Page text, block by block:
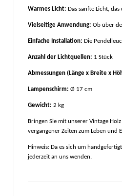
Warmes Licht: Das sanfte Licht,
Vielseitige Anwendung: Ob über
Einfache Installation: Die
Anzahl der Lichtquellen: 1 Stück
Abmessungen (Länge x Breite x
Lampenschirm: Ø 17 cm
Gewicht: 2 kg
Bringen Sie mit unserer Vintage
vergangener Zeiten zum Leben und
Hinweis: Da es sich um
jederzeit an uns wenden.